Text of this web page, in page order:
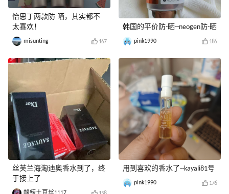
怡思丁两款防 晒，其实都不
太喜欢！
misunting 167
丝芙兰海淘迪奥香水到了，终
于接上了
酸辣土豆丝1117
韩国的平价防-晒--neogen防-晒
pink1990 186
用到喜欢的香水了--kayali81号
pink1990 176